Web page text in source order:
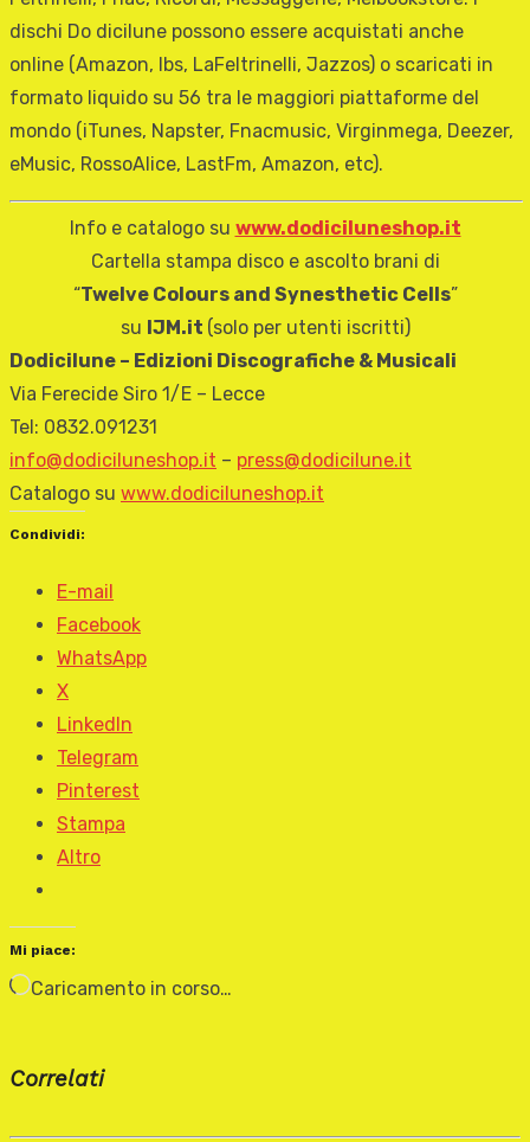
dischi Do dicilune possono essere acquistati anche
online (Amazon, Ibs, LaFeltrinelli, Jazzos) o scaricati in
formato liquido su 56 tra le maggiori piattaforme del
mondo (iTunes, Napster, Fnacmusic, Virginmega, Deezer,
eMusic, RossoAlice, LastFm, Amazon, etc).
Info e catalogo su www.dodiciluneshop.it
Cartella stampa disco e ascolto brani di
“Twelve Colours and Synesthetic Cells”
su IJM.it (solo per utenti iscritti)
Dodicilune – Edizioni Discografiche & Musicali
Via Ferecide Siro 1/E – Lecce
Tel: 0832.091231
info@dodiciluneshop.it – press@dodicilune.it
Catalogo su www.dodiciluneshop.it
Condividi:
E-mail
Facebook
WhatsApp
X
LinkedIn
Telegram
Pinterest
Stampa
Altro
Mi piace:
Caricamento in corso…
Correlati